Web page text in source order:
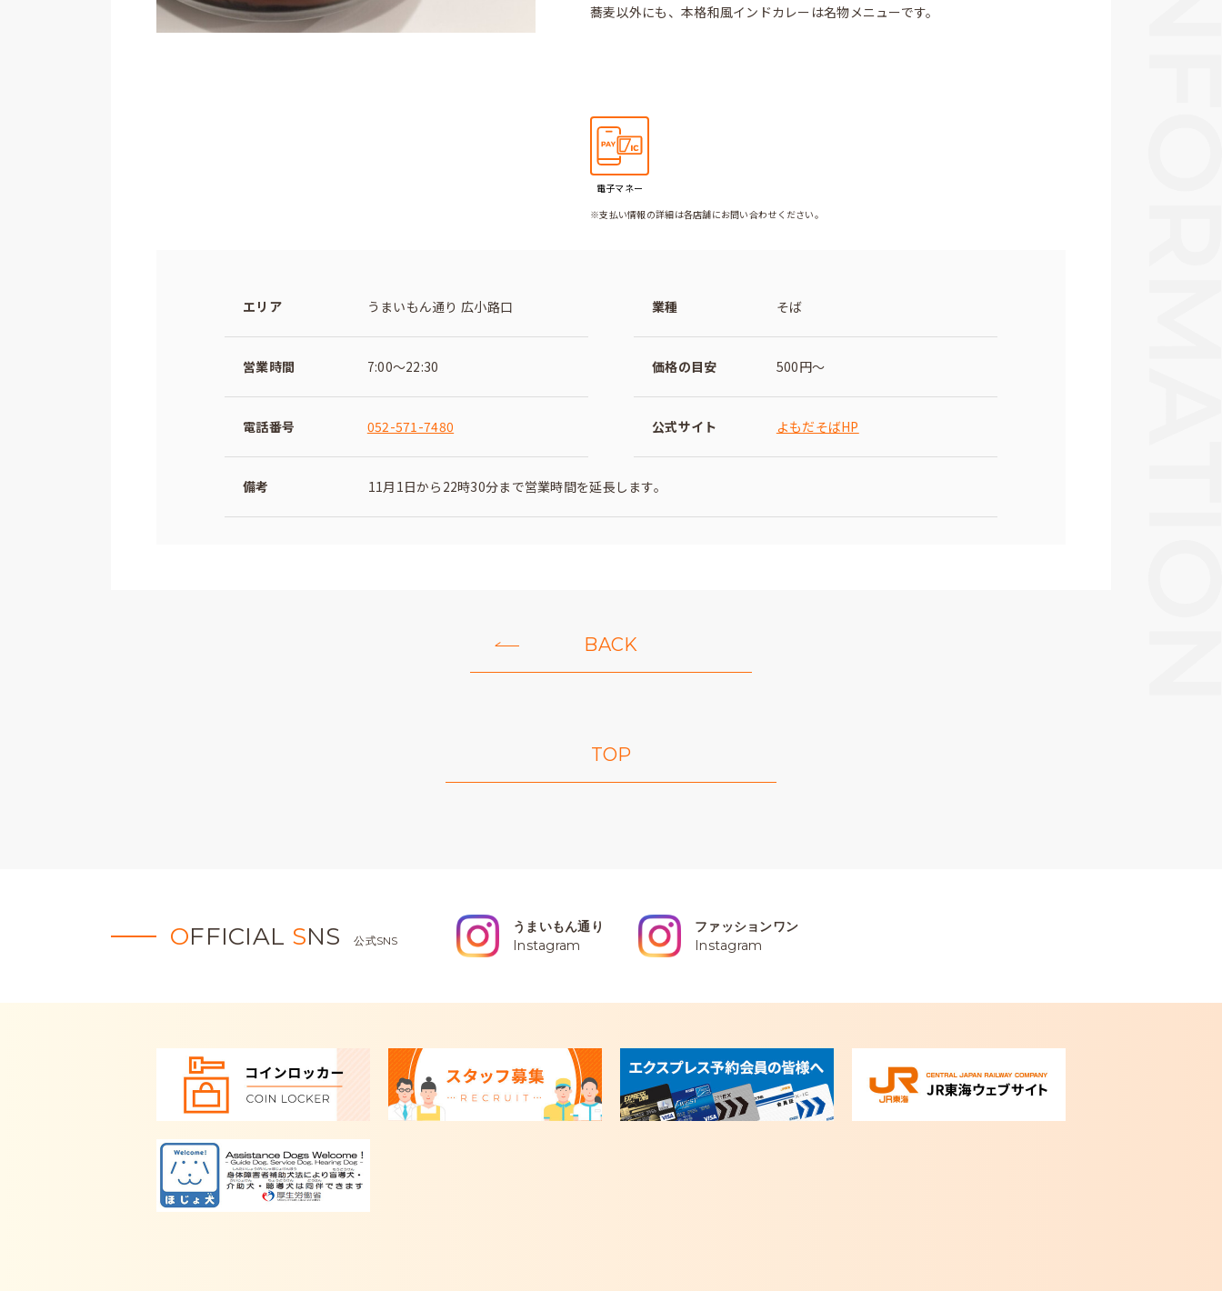
蕎麦以外にも、本格和風インドカレーは名物メニューです。
電子マネー
※支払い情報の詳細は各店舗にお問い合わせください。
エリア うまいもん通り 広小路口 業種 そば
営業時間 7:00～22:30 価格の目安 500円～
電話番号 052-571-7480 公式サイト よもだそばHP
備考 11月1日から22時30分まで営業時間を延長します。
BACK
TOP
OFFICIAL SNS 公式SNS
うまいもん通り
Instagram
ファッションワン
Instagram